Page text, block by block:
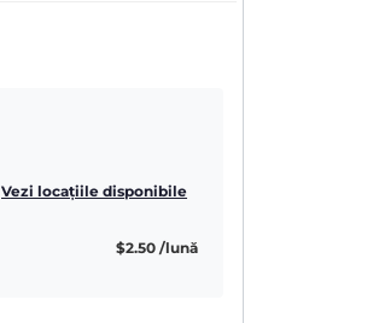
Vezi locațiile disponibile
$2.50 /lună